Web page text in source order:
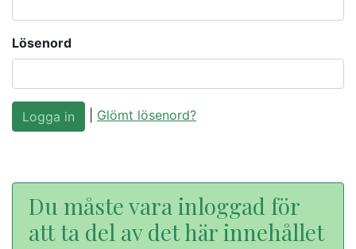
Lösenord
Glömt lösenord?
Du måste vara inloggad för
att ta del av det här innehållet